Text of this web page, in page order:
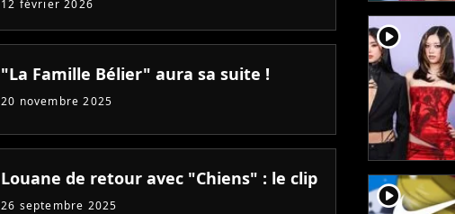
12 février 2026
"La Famille Bélier" aura sa suite !
20 novembre 2025
Louane de retour avec "Chiens" : le clip
26 septembre 2025
player2
player2